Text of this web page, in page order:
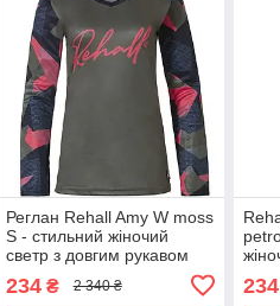
Реглан Rehall Amy W moss
S - стильний жіночий
светр з довгим рукавом
для активного відпочинку.
234₴ 2 340 ₴ 234